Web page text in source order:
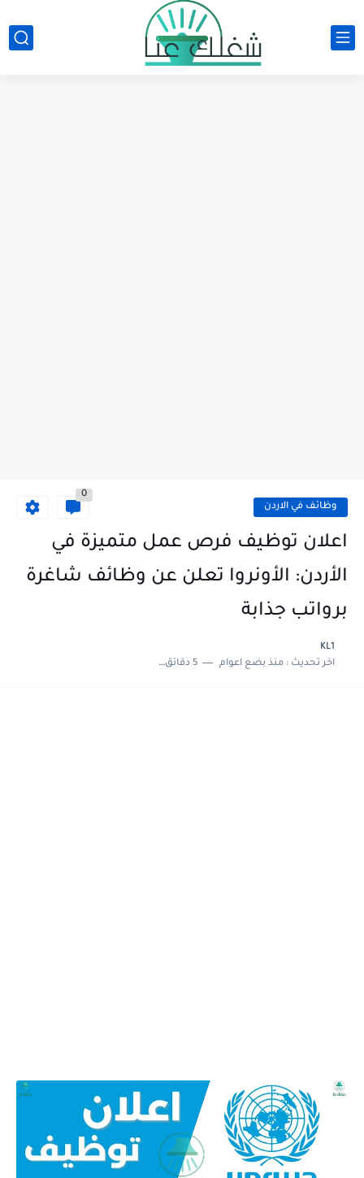
وظائف في الاردن
0
اعلان توظيف فرص عمل متميزة في
الأردن: الأونروا تعلن عن وظائف شاغرة
برواتب جذابة
KL1
اخر تحديث :منذ بضع اعوام 5 دقائق للقراءة